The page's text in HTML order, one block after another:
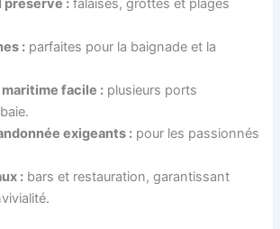
préservé : falaises, grottes et plages
: parfaites pour la baignade et la
facile : plusieurs ports
exigeants : pour les passionnés
: bars et restauration, garantissant